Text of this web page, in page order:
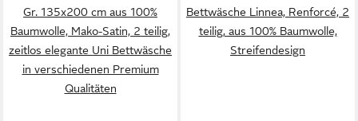
Gr. 135x200 cm aus 100%
Baumwolle, Mako-Satin, 2 teilig,
zeitlos elegante Uni Bettwäsche
in verschiedenen Premium
Qualitäten
Bettwäsche Linnea, Renforcé, 2
teilig, aus 100% Baumwolle,
Streifendesign